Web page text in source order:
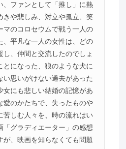
、ファンとして「推し」に熱
きや悲しみ、対立や孤立、笑
マのコロセウムで戦う一人の
、平凡な一人の女性は、どの
し、仲間と交流したのでしょ
とになった、狼のような犬に
い思いがけない過去があった
女にも悲しい結婚の記憶があ
愛のかたちで、失ったものや
苦しむ人々を、時の流れはい
「グラディエーター」の感想
が、映画を知らなくても問題